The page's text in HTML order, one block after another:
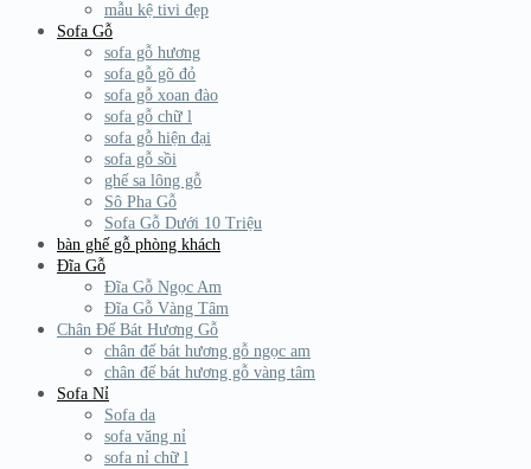
mẫu kệ tivi đẹp
Sofa Gỗ
sofa gỗ hương
sofa gỗ gõ đỏ
sofa gỗ xoan đào
sofa gỗ chữ l
sofa gỗ hiện đại
sofa gỗ sồi
ghế sa lông gỗ
Sô Pha Gỗ
Sofa Gỗ Dưới 10 Triệu
bàn ghế gỗ phòng khách
Đĩa Gỗ
Đĩa Gỗ Ngọc Am
Đĩa Gỗ Vàng Tâm
Chân Đế Bát Hương Gỗ
chân đế bát hương gỗ ngọc am
chân đế bát hương gỗ vàng tâm
Sofa Nỉ
Sofa da
sofa văng nỉ
sofa nỉ chữ l